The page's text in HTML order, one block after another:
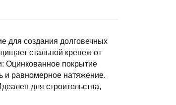
для создания долговечных
стальной крепеж от
Оцинкованное покрытие
и равномерное натяжение.
для строительства,